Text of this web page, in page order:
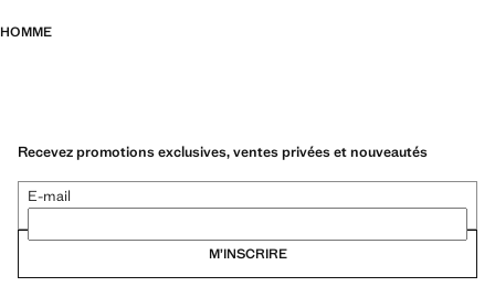
HOMME
Recevez promotions exclusives, ventes privées et nouveautés
E-mail
M’INSCRIRE